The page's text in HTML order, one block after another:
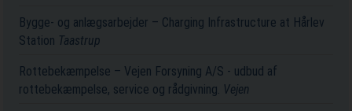
Bygge- og anlægsarbejder – Charging Infrastructure at Hårlev
Station Taastrup
Rottebekæmpelse – Vejen Forsyning A/S - udbud af
rottebekæmpelse, service og rådgivning. Vejen